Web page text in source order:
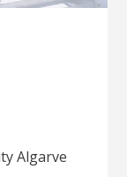
Algarve